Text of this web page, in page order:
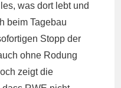
was dort lebt und
beim Tagebau
Stopp der
ohne Rodung
zeigt die